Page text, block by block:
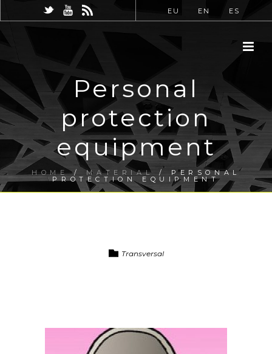
EU EN ES
Personal
protection
equipment
HOME/MATERIAL / PERSONAL
PROTECTION EQUIPMENT
Transversal